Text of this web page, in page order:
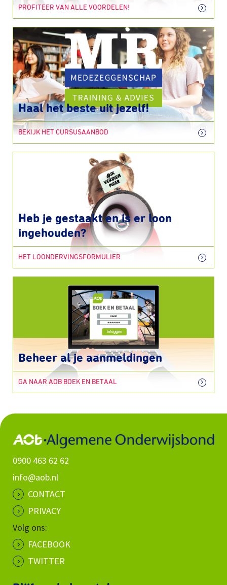
PROFITEER VAN ALLE VOORDELEN!
Haal het beste uit jezelf!
BEKIJK HET CURSUSAANBOD
Heb je gestaakt en is er loon
ingehouden?
HET LOONDERVINGSFORMULIER
Beheer al je aanmeldingen
GA NAAR AOB BOEK EN BETAAL
0900 463 62 62
info@aob.nl
CONTACT
PRIVACY
Volg ons:
FACEBOOK
TWITTER